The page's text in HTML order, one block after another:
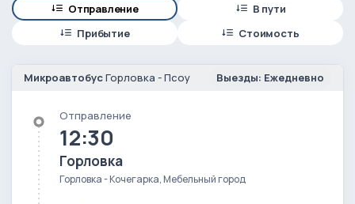
Отправление
В пути
Прибытие
Стоимость
МикроавтобусГорловка - Псоу Выезды: Ежедневно
Отправление
12:30
Горловка
Горловка - Кочегарка, Мебельный город